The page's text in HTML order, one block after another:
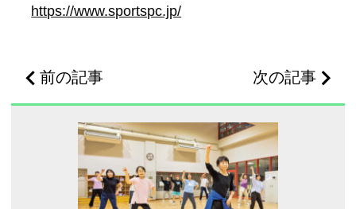
https://www.sportspc.jp/
前の記事 次の記事